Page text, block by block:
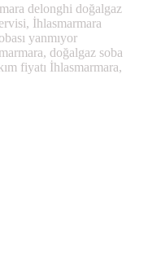
delonghi doğalgaz
İhlasmarmara
yanmıyor
doğalgaz soba
fiyatı İhlasmarmara,